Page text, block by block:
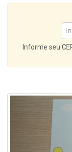
Informe seu